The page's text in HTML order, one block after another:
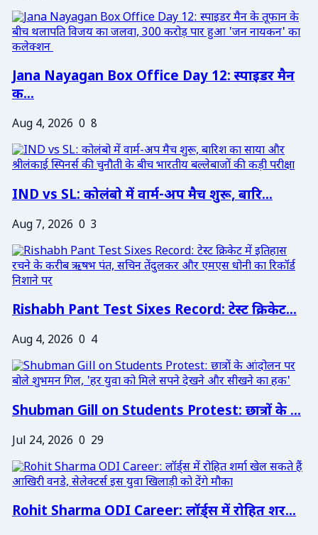
Jana Nayagan Box Office Day 12: स्पाइडर मैन
क...
Aug 4, 2026 0 8
IND vs SL: कोलंबो में वार्म-अप मैच शुरू, बारि...
Aug 7, 2026 0 3
Rishabh Pant Test Sixes Record: टेस्ट क्रिकेट...
Aug 4, 2026 0 4
Shubman Gill on Students Protest: छात्रों के ...
Jul 24, 2026 0 29
Rohit Sharma ODI Career: लॉर्ड्स में रोहित शर...